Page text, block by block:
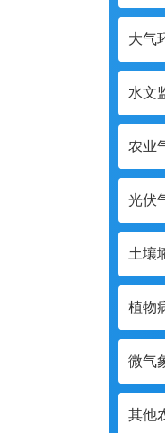
大气
水文
农业
光伏
土壤
植物
微气
其他